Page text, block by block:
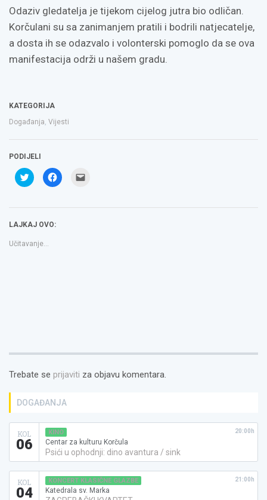
Odaziv gledatelja je tijekom cijelog jutra bio odličan.
Korčulani su sa zanimanjem pratili i bodrili natjecatelje,
a dosta ih se odazvalo i volonterski pomoglo da se ova
manifestacija održi u našem gradu.
KATEGORIJA
Događanja Vijesti
PODIJELI
Podijeli
na
Twitteru
u
prozoru)
Klikom
podijelite
u to
LAJKAJ OVO:
Učitavanje...
Trebate se prijaviti za objavu komentara.
DOGAĐANJA
KOL
06
KINO
Centar za kulturu Korčula
Psići u ophodnji: dino avantura / sink
20:00h
KOL
04
KONCERT KLASIČNE GLAZBE
Katedrala sv. Marka
21:00h